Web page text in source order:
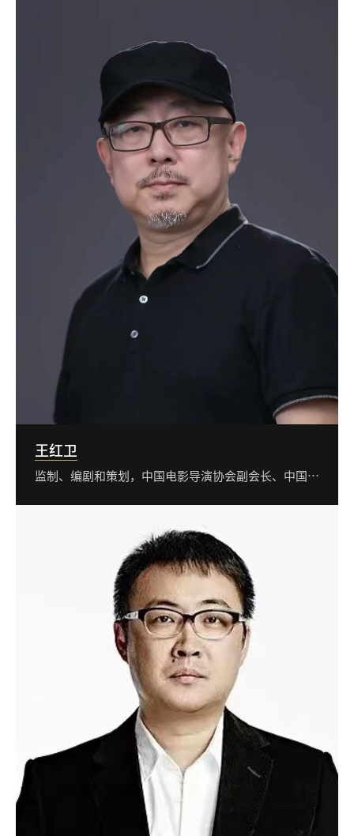
王红卫
监制、编剧和策划，中国电影导演协会副会长、中国电影家协会科幻工委会会长、北京电影学院导演系教授